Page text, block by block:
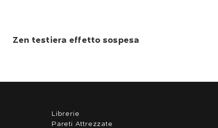
Zen testiera effetto sospesa
Librerie
Pareti Attrezzate